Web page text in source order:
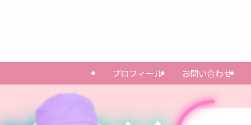
プロフィール お問い合わせ